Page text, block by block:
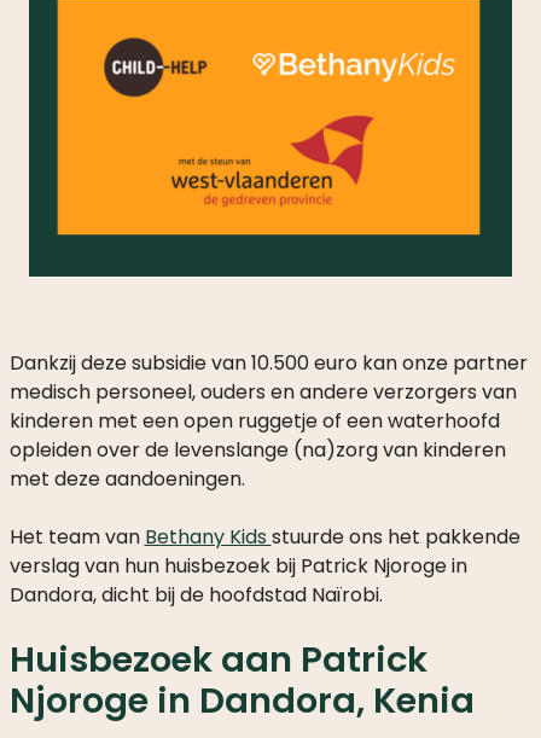
Dankzij deze subsidie van 10.500 euro kan onze partner
medisch personeel, ouders en andere verzorgers van
kinderen met een open ruggetje of een waterhoofd
opleiden over de levenslange (na)zorg van kinderen
met deze aandoeningen.
Het team van Bethany Kids stuurde ons het pakkende
verslag van hun huisbezoek bij Patrick Njoroge in
Dandora, dicht bij de hoofdstad Naïrobi.
Huisbezoek aan Patrick
Njoroge in Dandora, Kenia